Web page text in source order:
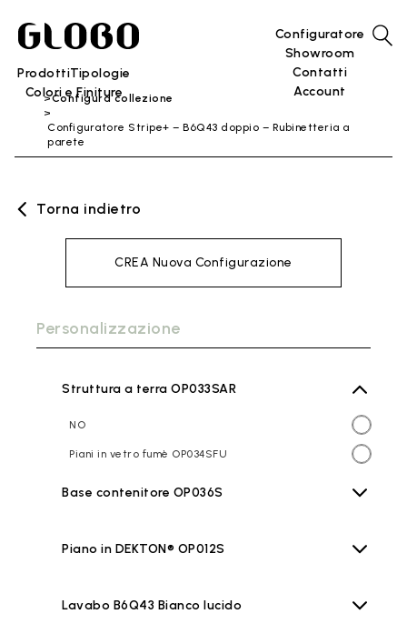
ProdottiTipologie
Colori e Finiture
Configuratore
Showroom
Contatti
Account
Configura collezione
Configuratore Stripe+ – B6Q43 doppio – Rubinetteria a
parete
Torna indietro
CREA Nuova Configurazione
Personalizzazione
Struttura a terra OP033SAR
NO
Piani in vetro fumè OP034SFU
Base contenitore OP036S
Piano in DEKTON® OP012S
Lavabo B6Q43 Bianco lucido